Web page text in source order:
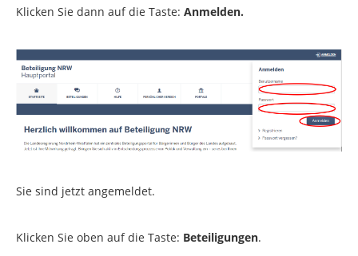
Klicken Sie dann auf die Taste: Anmelden.
Sie sind jetzt angemeldet.
Klicken Sie oben auf die Taste: Beteiligungen.